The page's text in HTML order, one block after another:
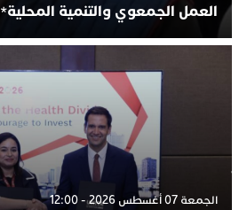
العمل الجمعوي والتنمية المحلية*
الجمعة 07 أغسطس 2026 - 12:00